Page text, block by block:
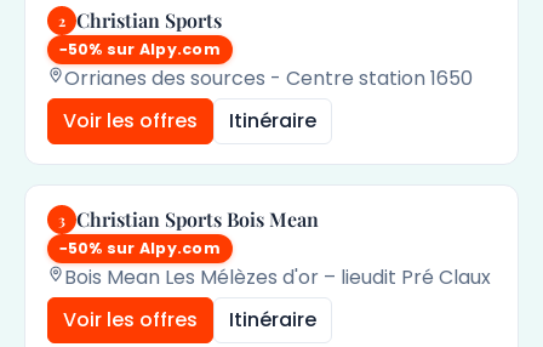
2 Christian Sports
−50% sur Alpy.com
Orrianes des sources - Centre station 1650
Voir les offres
Itinéraire
3 Christian Sports Bois Mean
−50% sur Alpy.com
Bois Mean Les Mélèzes d'or – lieudit Pré Claux
Voir les offres
Itinéraire